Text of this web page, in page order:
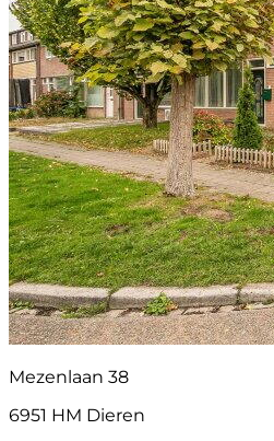
Mezenlaan 38
6951 HM Dieren